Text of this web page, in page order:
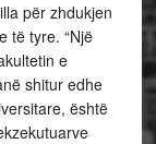
për zhdukjen
të tyre. “Një
e
shitur edhe
është